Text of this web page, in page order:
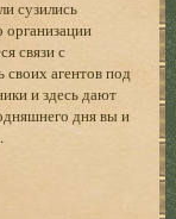
сузились
организации
связи с
агентов под
и здесь дают
дня вы и